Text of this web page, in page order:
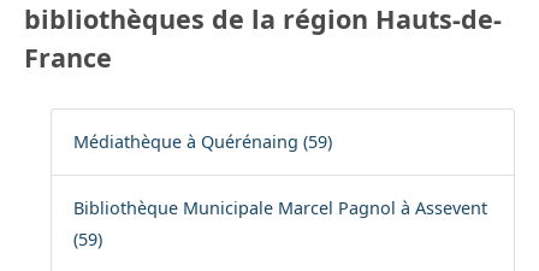
bibliothèques de la région Hauts-de-
France
Médiathèque à Quérénaing (59)
Bibliothèque Municipale Marcel Pagnol à Assevent
(59)